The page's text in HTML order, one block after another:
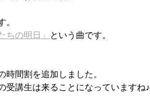
ちの明日」
という曲です。
間割を追加しました。
受講生は来ることになっていますね♪